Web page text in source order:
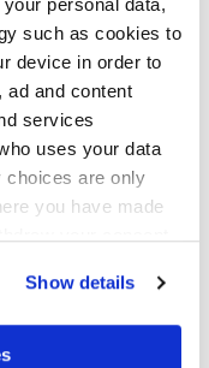
personal data,
such as cookies to
device in order to
ad and content
services
uses your data
choices are only
you have made
Show details
von
nähere Infos
an